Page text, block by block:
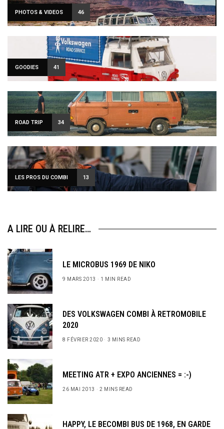
PHOTOS & VIDEOS 46
GOODIES 41
ROAD TRIP 34
LES PROS DU COMBI 13
A LIRE OU À RELIRE…
LE MICROBUS 1969 DE NIKO
9 MARS 2013 1 MIN READ
DES VOLKSWAGEN COMBI À RETROMOBILE
2020
8 FÉVRIER 2020 3 MINS READ
MEETING ATR + EXPO ANCIENNES = :-)
26 MAI 2013 2 MINS READ
HAPPY, LE BECOMBI BUS DE 1968, EN GARDE